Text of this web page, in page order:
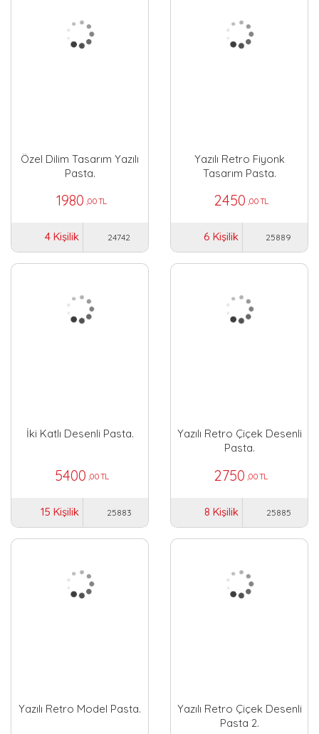
Özel Dilim Tasarım Yazılı
Pasta.
1980 ,00 TL
4 Kişilik 24742
Yazılı Retro Fiyonk
Tasarım Pasta.
2450 ,00 TL
6 Kişilik 25889
İki Katlı Desenli Pasta.
5400 ,00 TL
15 Kişilik 25883
Yazılı Retro Çiçek Desenli
Pasta.
2750 ,00 TL
8 Kişilik 25885
Yazılı Retro Model Pasta.
Yazılı Retro Çiçek Desenli
Pasta 2.